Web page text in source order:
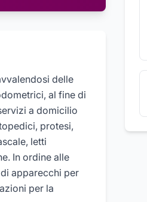
delle
al fine di
a domicilio
protesi,
letti
In ordine alle
apparecchi per
per la